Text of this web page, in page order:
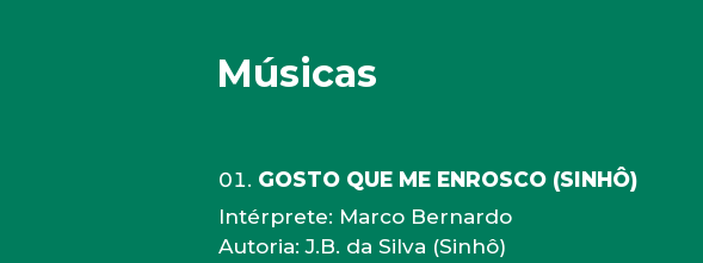
Músicas
GOSTO QUE ME ENROSCO (SINHÔ)
Intérprete: Marco Bernardo
Autoria: J.B. da Silva (Sinhô)